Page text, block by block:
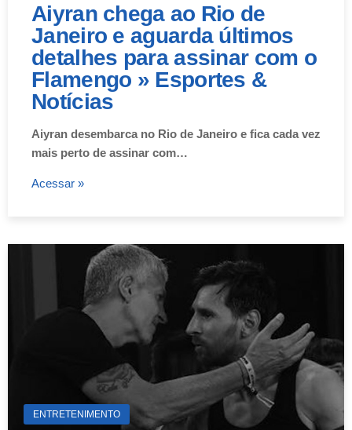
Aiyran chega ao Rio de
Janeiro e aguarda últimos
detalhes para assinar com o
Flamengo » Esportes &
Notícias
Aiyran desembarca no Rio de Janeiro e fica cada vez
mais perto de assinar com…
Acessar »
ENTRETENIMENTO